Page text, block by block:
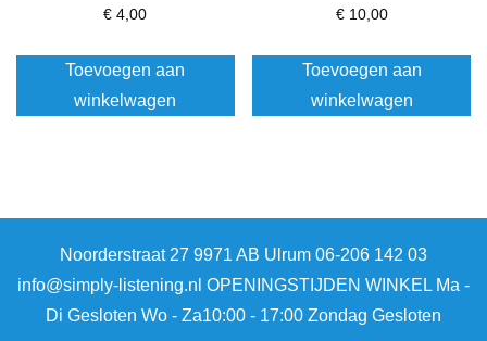
€ 4,00
Toevoegen aan
winkelwagen
€10,00
Toevoegen aan
winkelwagen
Noorderstraat 27 9971 AB Ulrum 06-206 142 03
info@simply-listening.nl OPENINGSTIJDEN WINKEL Ma -
Di Gesloten Wo - Za10:00 - 17:00 Zondag Gesloten